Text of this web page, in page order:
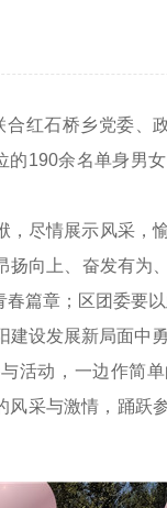
红石桥乡党委、
190余名单身男
尽情展示风采，
向上、奋发有为
篇章；区团委要
设发展新局面中
活动，一边作简
风采与激情，踊跃